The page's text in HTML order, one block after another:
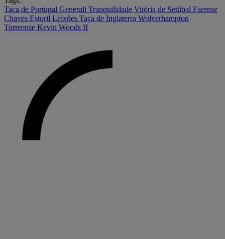
Taça de Portugal Generali Tranquilidade Vitória de Setúbal Farense
Chaves Estoril Leixões Taça de Inglaterra Wolverhampton
Torreense Kevin Woods II